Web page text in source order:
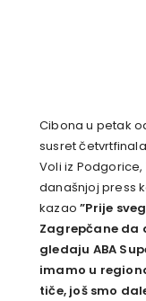
Cibona u petak
susret
Voli iz
današnjoj press
kazao”Prije
Zagrepčane da
gledaju ABA
imamo u
tiče, još smo